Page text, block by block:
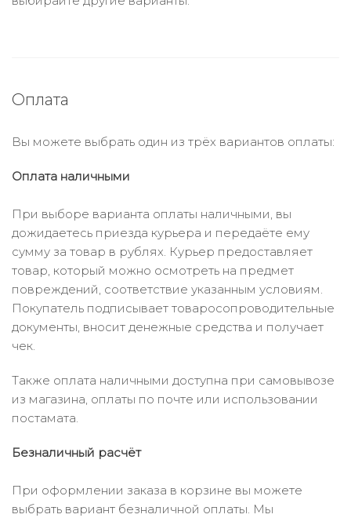
Оплата
Вы можете выбрать один из трёх вариантов оплаты:
Оплата наличными
При выборе варианта оплаты наличными, вы
дожидаетесь приезда курьера и передаёте ему
сумму за товар в рублях. Курьер предоставляет
товар, который можно осмотреть на предмет
повреждений, соответствие указанным условиям.
Покупатель подписывает товаросопроводительные
документы, вносит денежные средства и получает
чек.
Также оплата наличными доступна при самовывозе
из магазина, оплаты по почте или использовании
постамата.
Безналичный расчёт
При оформлении заказа в корзине вы можете
выбрать вариант безналичной оплаты. Мы